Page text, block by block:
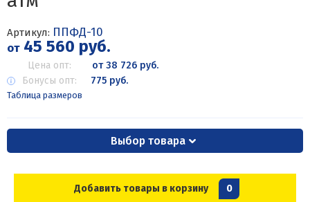
Артикул: ППФД-10
от45 560 руб.
Цена опт:
от 38 726 руб.
Бонусы опт:
775 руб.
Таблица размеров
Выбор товара
Добавить товары в корзину 0